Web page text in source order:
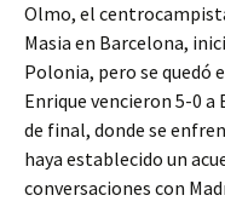
Olmo, el
Masia en Barcelona,
Polonia, pero se quedó
Enrique vencieron 5-0
de final, donde se
haya establecido un
conversaciones con